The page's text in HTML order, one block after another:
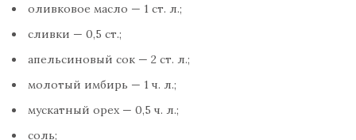
оливковое масло — 1 ст. л.;
сливки — 0,5 ст.;
апельсиновый сок — 2 ст. л.;
молотый имбирь — 1 ч. л.;
мускатный орех — 0,5 ч. л.;
соль;